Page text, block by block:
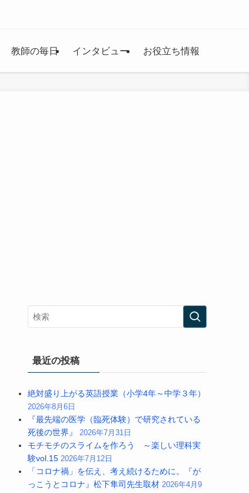
教師の毎日 インタビュー お役立ち情報
最近の投稿
絶対盛り上がる英語授業（小学4年～中学３年）
2026年8月6日
『最先端の医学（臨死体験）で研究されている
死後の世界』 2026年7月31日
モチモチのスライムを作ろう ～楽しい理科実
験vol.15 2026年7月12日
「コロナ禍」を伝え、考え続けるために。『が
っこうとコロナ』松下隼司先生取材 2026年4月9